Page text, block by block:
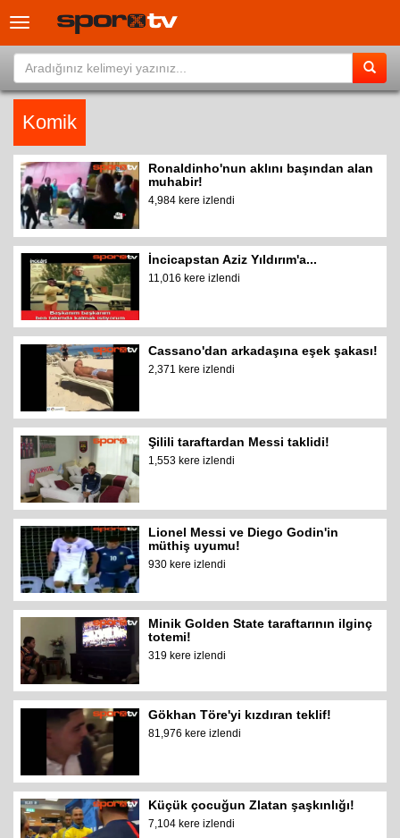
Toggle
Komik
Ronaldinho'nun aklını başından alan
muhabir!
4,984 kere izlendi
İncicapstan Aziz Yıldırım'a...
11,016 kere izlendi
Cassano'dan arkadaşına eşek şakası!
2,371 kere izlendi
Şilili taraftardan Messi taklidi!
1,553 kere izlendi
Lionel Messi ve Diego Godin'in
müthiş uyumu!
930 kere izlendi
Minik Golden State taraftarının ilginç
totemi!
319 kere izlendi
Gökhan Töre'yi kızdıran teklif!
81,976 kere izlendi
Küçük çocuğun Zlatan şaşkınlığı!
7,104 kere izlendi